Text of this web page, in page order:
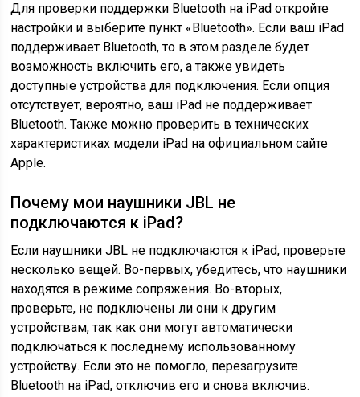
Для проверки поддержки Bluetooth на iPad откройте
настройки и выберите пункт «Bluetooth». Если ваш iPad
поддерживает Bluetooth, то в этом разделе будет
возможность включить его, а также увидеть
доступные устройства для подключения. Если опция
отсутствует, вероятно, ваш iPad не поддерживает
Bluetooth. Также можно проверить в технических
характеристиках модели iPad на официальном сайте
Apple.
Почему мои наушники JBL не
подключаются к iPad?
Если наушники JBL не подключаются к iPad, проверьте
несколько вещей. Во-первых, убедитесь, что наушники
находятся в режиме сопряжения. Во-вторых,
проверьте, не подключены ли они к другим
устройствам, так как они могут автоматически
подключаться к последнему использованному
устройству. Если это не помогло, перезагрузите
Bluetooth на iPad, отключив его и снова включив.